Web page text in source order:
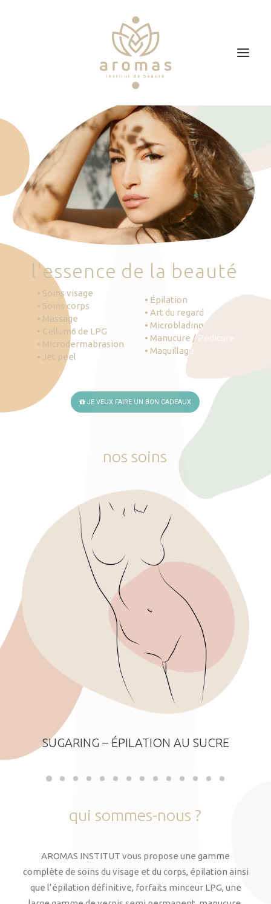
Soins
Je veux faire un bon cadeau
Plan d’accès
Prendre RDV
'essence de la beauté
• Soins visage
• Soins corps
• Massage
• Cellum6 de LPG
• Microdermabrasion
• Jet peel
• Épilation
• Art du regard
• Microblading
• Manucure / Pédicure
• Maquillage
JE VEUX FAIRE UN BON CADEAUX
nos soins
SUGARING – ÉPILATION AU SUCRE
qui sommes-nous ?
AROMAS INSTITUT vous propose une gamme
complète de soins du visage et du corps, épilation ainsi
que l’épilation définitive, forfaits minceur LPG, une